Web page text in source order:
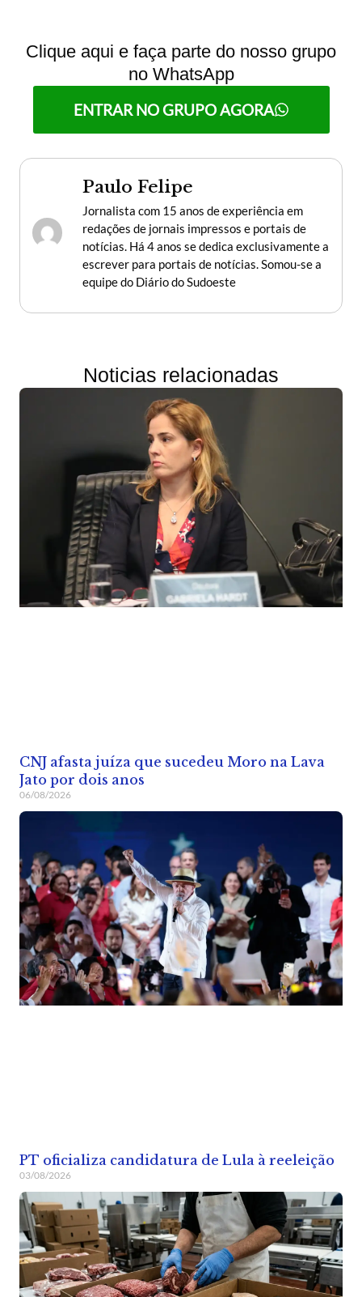
Clique aqui e faça parte do nosso grupo
no WhatsApp
ENTRAR NO GRUPO AGORA
Paulo Felipe
Jornalista com 15 anos de experiência em
redações de jornais impressos e portais de
notícias. Há 4 anos se dedica exclusivamente a
escrever para portais de notícias. Somou-se a
equipe do Diário do Sudoeste
Noticias relacionadas
CNJ afasta juíza que sucedeu Moro na Lava
Jato por dois anos
06/08/2026
PT oficializa candidatura de Lula à reeleição
03/08/2026